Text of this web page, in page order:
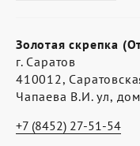
Золотая скрепка
г. Саратов
410012,
Чапаева В.И. ул,
+7 (8452) 27-51-54